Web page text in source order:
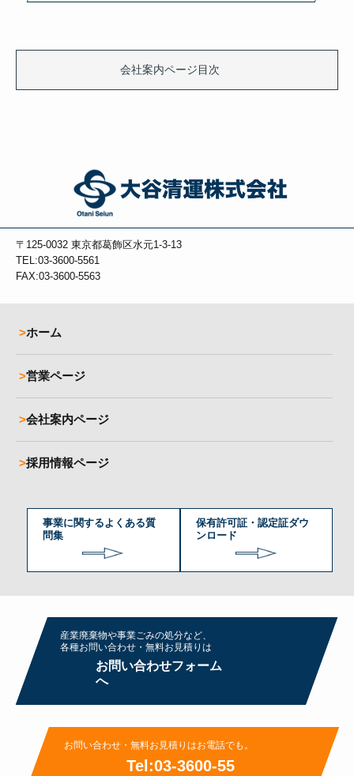
会社案内ページ目次
〒125-0032 東京都葛飾区水元1-3-13
TEL:03-3600-5561
FAX:03-3600-5563
ホーム
営業ページ
会社案内ページ
採用情報ページ
事業に関するよくある質
問集
保有許可証・認定証ダウ
ンロード
産業廃棄物や事業ごみの処分など、
各種お問い合わせ・無料お⾒積りは
お問い合わせフォーム
へ
お問い合わせ・無料お⾒積りはお電話でも。
Tel:03-3600-55